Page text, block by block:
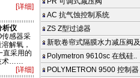
[详细]
析仪
感器采
解氧，
直采用的
术……
[详细]
AC 抗气蚀控制系统
ZS Z型过滤器
新歌卷帘式隔膜水力减压阀
Polymetron 9610sc 在线硅..
POLYMETRON 9500 控制器